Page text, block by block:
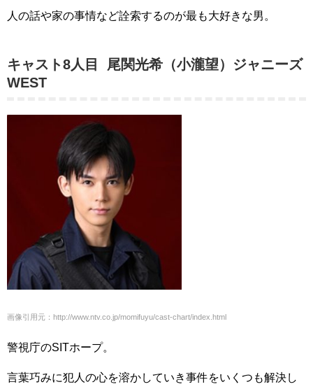
人の話や家の事情など詮索するのが最も大好きな男。
キャスト8人目 尾関光希（小瀧望）ジャニーズ
WEST
画像引用元：http://www.ntv.co.jp/momifuyu/cast-chart/index.html
警視庁のSITホープ。
言葉巧みに犯人の心を溶かしていき事件をいくつも解決し